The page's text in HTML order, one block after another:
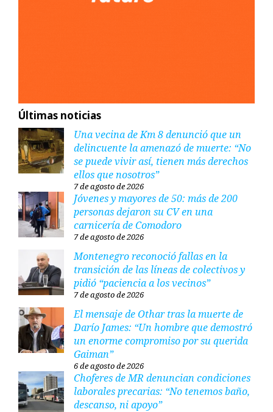
Últimas noticias
Una vecina de Km 8 denunció que un
delincuente la amenazó de muerte: “No
se puede vivir así, tienen más derechos
ellos que nosotros”
7 de agosto de 2026
Jóvenes y mayores de 50: más de 200
personas dejaron su CV en una
carnicería de Comodoro
7 de agosto de 2026
Montenegro reconoció fallas en la
transición de las líneas de colectivos y
pidió “paciencia a los vecinos”
7 de agosto de 2026
El mensaje de Othar tras la muerte de
Darío James: “Un hombre que demostró
un enorme compromiso por su querida
Gaiman”
6 de agosto de 2026
Choferes de MR denuncian condiciones
laborales precarias: “No tenemos baño,
descanso, ni apoyo”